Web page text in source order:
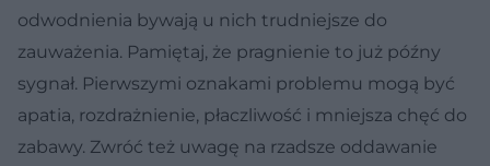
odwodnienia bywają u nich trudniejsze do
zauważenia. Pamiętaj, że pragnienie to już późny
sygnał. Pierwszymi oznakami problemu mogą być
apatia, rozdrażnienie, płaczliwość i mniejsza chęć do
zabawy. Zwróć też uwagę na rzadsze oddawanie